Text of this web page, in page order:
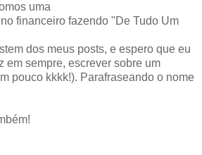
uma
financeiro fazendo "De Tudo Um
dos meus posts, e espero que eu
em sempre, escrever sobre um
pouco kkkk!). Parafraseando o nome